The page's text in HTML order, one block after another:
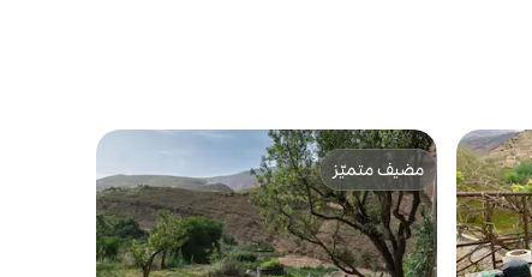
مضيف متميّز
مضيف متميّز